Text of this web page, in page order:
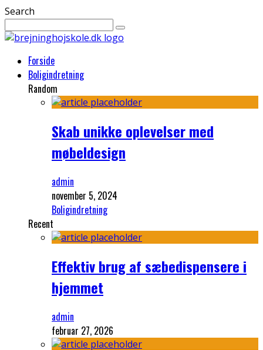
Search
Forside
Boligindretning
Random
Skab unikke oplevelser med
møbeldesign
admin
november 5, 2024
Boligindretning
Recent
Effektiv brug af sæbedispensere i
hjemmet
admin
februar 27, 2026